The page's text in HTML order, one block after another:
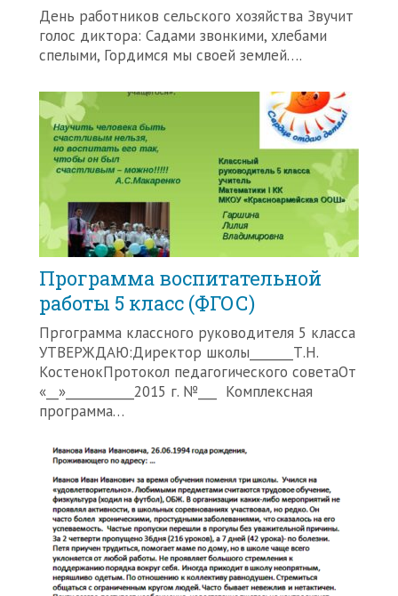
День работников сельского хозяйства Звучит
голос диктора: Садами звонкими, хлебами
спелыми, Гордимся мы своей землей….
Программа воспитательной
работы 5 класс (ФГОС)
Пргограмма классного руководителя 5 класса
УТВЕРЖДАЮ:Директор школы_______Т.Н.
КостенокПротокол педагогического советаОт
«__»___________2015 г. №___ Комплексная
программа…